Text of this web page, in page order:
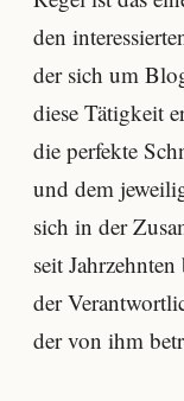
den
der sich um
diese Tätigkeit
die perfekte
und dem
sich in der
seit
der
der von ihm